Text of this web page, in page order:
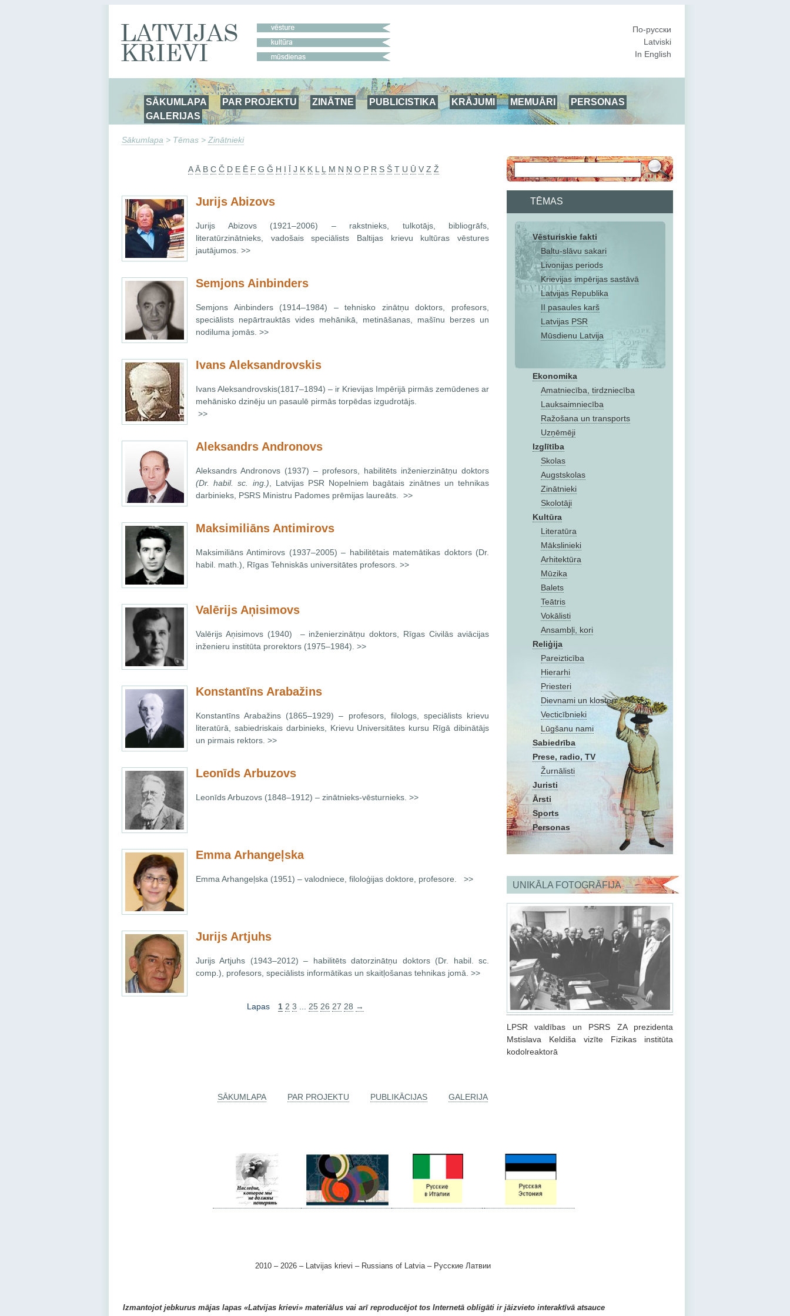
По-русски
Latviski
In English
SĀKUMLAPA PAR PROJEKTU ZINĀTNE PUBLICISTIKA KRĀJUMI MEMUĀRI
PERSONAS
GALERIJAS
Sākumlapa > Tēmas > Zinātnieki
TĒMAS
Vēsturiskie fakti
Baltu-slāvu sakari
Livonijas periods
Krievijas impērijas sastāvā
Latvijas Republika
II pasaules karš
Latvijas PSR
Mūsdienu Latvija
Ekonomika
Amatniecība, tirdzniecība
Lauksaimniecība
Ražošana un transports
Uzņēmēji
Izglītība
Skolas
Augstskolas
Zinātnieki
Skolotāji
Kultūra
Literatūra
Mākslinieki
Arhitektūra
Mūzika
Balets
Teātris
Vokālisti
Ansambļi, kori
Reliģija
Pareizticība
Hierarhi
Priesteri
Dievnami un klosteri
Vecticībnieki
Lūgšanu nami
Sabiedrība
Prese, radio, TV
Žurnālisti
Juristi
Ārsti
Sports
Personas
UNIKĀLA FOTOGRĀFIJA
LPSR valdības un PSRS ZA prezidenta
Mstislava Keldiša vizīte Fizikas institūta
kodolreaktorā
A Ā B C Č D E Ē F G Ğ H I Ī J K Ķ L Ļ M N Ņ O P R S Š T U Ū V Z Ž
Jurijs Abizovs
Jurijs Abizovs (1921–2006) – rakstnieks, tulkotājs, bibliogrāfs,
literatūrzinātnieks, vadošais speciālists Baltijas krievu kultūras vēstures
jautājumos. >>
Semjons Ainbinders
Semjons Ainbinders (1914–1984) – tehnisko zinātņu doktors, profesors,
speciālists nepārtrauktās vides mehānikā, metināšanas, mašīnu berzes un
nodiluma jomās. >>
Ivans Aleksandrovskis
Ivans Aleksandrovskis(1817–1894) – ir Krievijas Impērijā pirmās zemūdenes ar
mehānisko dzinēju un pasaulē pirmās torpēdas izgudrotājs.
>>
Aleksandrs Andronovs
Aleksandrs Andronovs (1937) – profesors, habilitēts inženierzinātņu doktors
(Dr. habil. sc. ing.) , Latvijas PSR Nopelniem bagātais zinātnes un tehnikas
darbinieks, PSRS Ministru Padomes prēmijas laureāts. >>
Maksimiliāns Antimirovs
Maksimiliāns Antimirovs (1937–2005) – habilitētais matemātikas doktors (Dr.
habil. math.), Rīgas Tehniskās universitātes profesors. >>
Valērijs Aņisimovs
Valērijs Aņisimovs (1940) – inženierzinātņu doktors, Rīgas Civilās aviācijas
inženieru institūta prorektors (1975–1984). >>
Konstantīns Arabažins
Konstantīns Arabažins (1865–1929) – profesors, filologs, speciālists krievu
literatūrā, sabiedriskais darbinieks, Krievu Universitātes kursu Rīgā dibinātājs
un pirmais rektors. >>
Leonīds Arbuzovs
Leonīds Arbuzovs (1848–1912) – zinātnieks-vēsturnieks. >>
Emma Arhangeļska
Emma Arhangeļska (1951) – valodniece, filoloģijas doktore, profesore. >>
Jurijs Artjuhs
Jurijs Artjuhs (1943–2012) – habilitēts datorzinātņu doktors (Dr. habil. sc.
comp.), profesors, speciālists informātikas un skaitļošanas tehnikas jomā. >>
Lapas 1 2 3 25 26 27 28 →
SĀKUMLAPA PAR PROJEKTU PUBLIKĀCIJAS GALERIJA
2010 – 2026 – Latvijas krievi – Russians of Latvia – Русские Латвии
Izmantojot jebkurus mājas lapas «Latvijas krievi» materiālus vai arī reproducējot tos Internetā obligāti ir jāizvieto interaktīvā atsauce